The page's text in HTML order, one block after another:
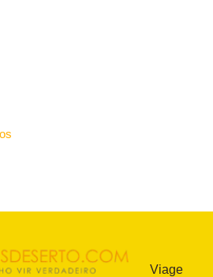
Viage